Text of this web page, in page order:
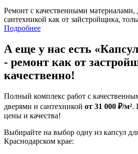
Ремонт с качественными материалами,
сантехникой как от зайстройщика,
Подробнее
А еще у нас есть
- ремонт как от
качественно!
Полный комплекс работ с
дверями и сантехникой от 31 000 ₽/м².
цены и качества!
Выбирайте на выбор одну из капсул
Краснодарском крае: